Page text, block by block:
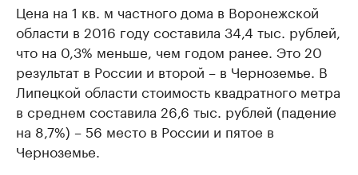
Цена на 1 кв. м частного дома в Воронежской
области в 2016 году составила 34,4 тыс. рублей,
что на 0,3% меньше, чем годом ранее. Это 20
результат в России и второй – в Черноземье. В
Липецкой области стоимость квадратного метра
в среднем составила 26,6 тыс. рублей (падение
на 8,7%) – 56 место в России и пятое в
Черноземье.